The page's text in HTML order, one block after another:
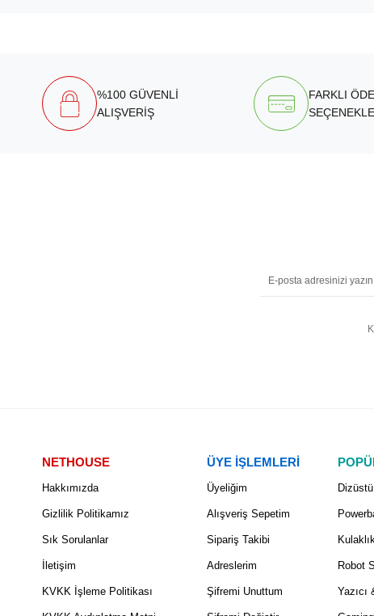
%100 GÜVENLİ
ALIŞVERİŞ
FARKLI
NETHOUSE
Hakkımızda
Gizlilik Politikamız
Sık Sorulanlar
İletişim
KVKK İşleme Politikası
ÜYE İŞLEMLERİ
Üyeliğim
Alışveriş Sepetim
Sipariş Takibi
Adreslerim
Şifremi Unuttum
Kulaklık
Robot
Yazıcı